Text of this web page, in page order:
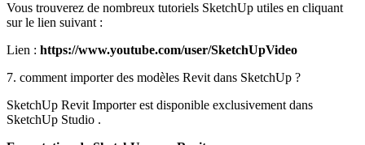
Vous trouverez de nombreux tutoriels SketchUp utiles en cliquant
sur le lien suivant :
Lien : https://www.youtube.com/user/SketchUpVideo
7. comment importer des modèles Revit dans SketchUp ?
SketchUp Revit Importer est disponible exclusivement dans
SketchUp Studio .